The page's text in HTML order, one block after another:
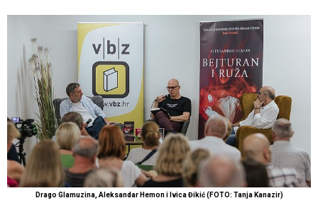
Drago Glamuzina, Aleksandar Hemon i Ivica Đikić (FOTO: Tanja Kanazir)